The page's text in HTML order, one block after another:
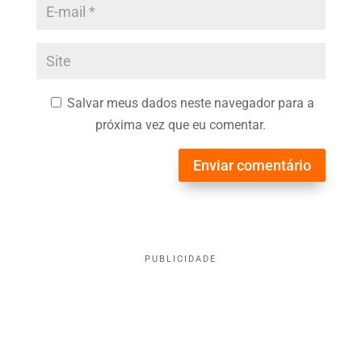
Salvar meus dados neste navegador para a
próxima vez que eu comentar.
Enviar comentário
PUBLICIDADE